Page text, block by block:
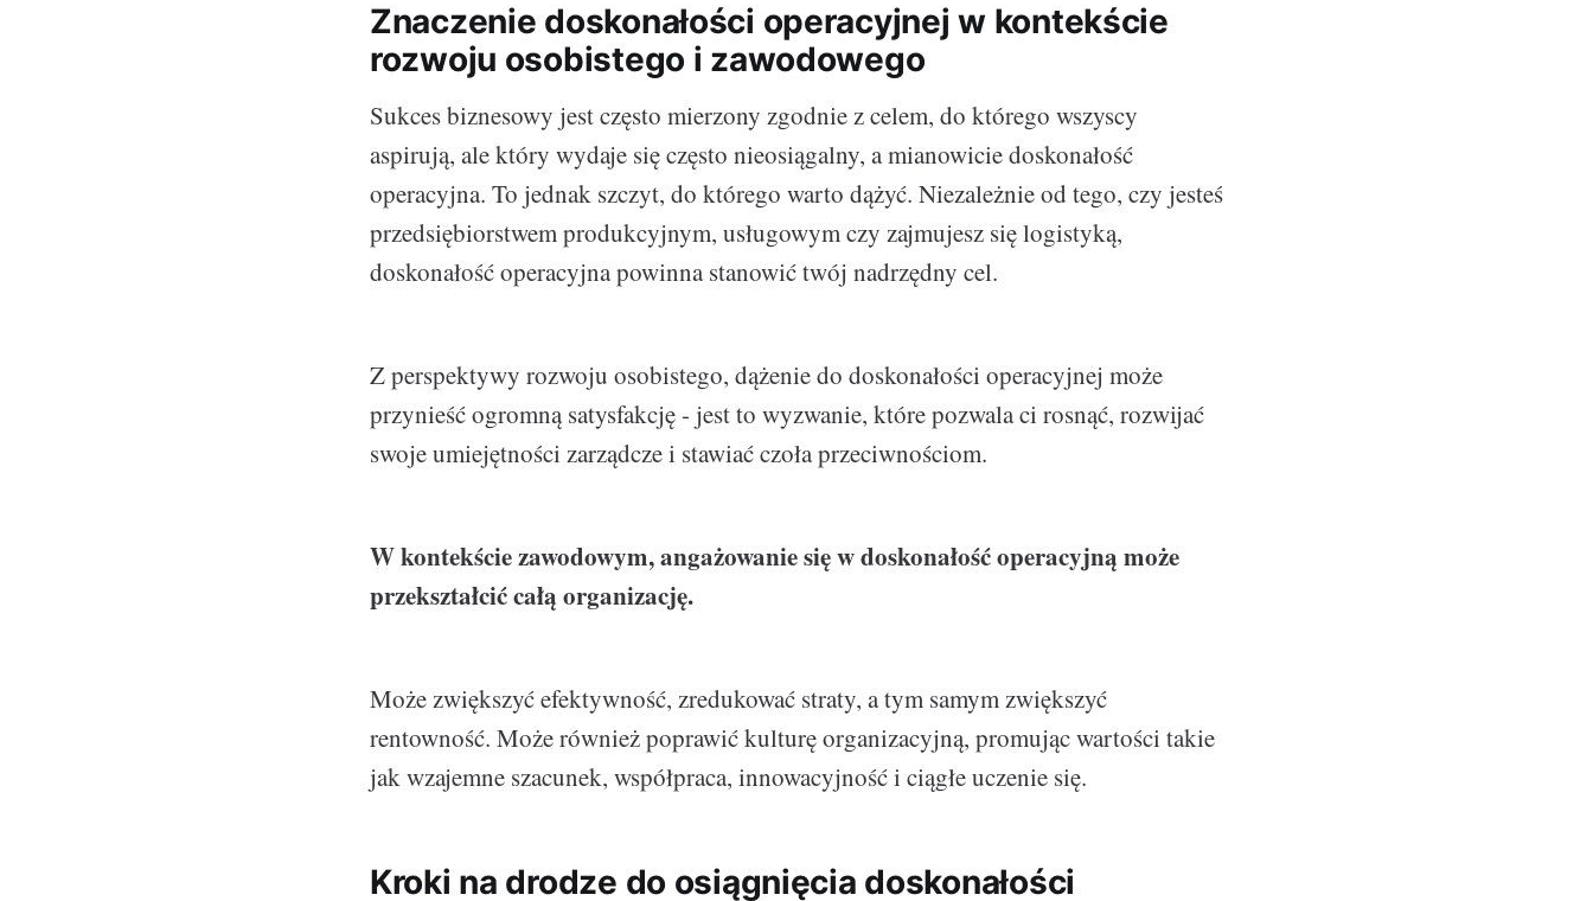
Znaczenie doskonałości operacyjnej w kontekście
rozwoju osobistego i zawodowego
Sukces biznesowy jest często mierzony zgodnie z celem, do którego wszyscy
aspirują, ale który wydaje się często nieosiągalny, a mianowicie doskonałość
operacyjna. To jednak szczyt, do którego warto dążyć. Niezależnie od tego, czy jesteś
przedsiębiorstwem produkcyjnym, usługowym czy zajmujesz się logistyką,
doskonałość operacyjna powinna stanowić twój nadrzędny cel.
Z perspektywy rozwoju osobistego, dążenie do doskonałości operacyjnej może
przynieść ogromną satysfakcję - jest to wyzwanie, które pozwala ci rosnąć, rozwijać
swoje umiejętności zarządcze i stawiać czoła przeciwnościom.
W kontekście zawodowym, angażowanie się w doskonałość operacyjną może
przekształcić całą organizację.
Może zwiększyć efektywność, zredukować straty, a tym samym zwiększyć
rentowność. Może również poprawić kulturę organizacyjną, promując wartości takie
jak wzajemne szacunek, współpraca, innowacyjność i ciągłe uczenie się.
Kroki na drodze do osiągnięcia doskonałości